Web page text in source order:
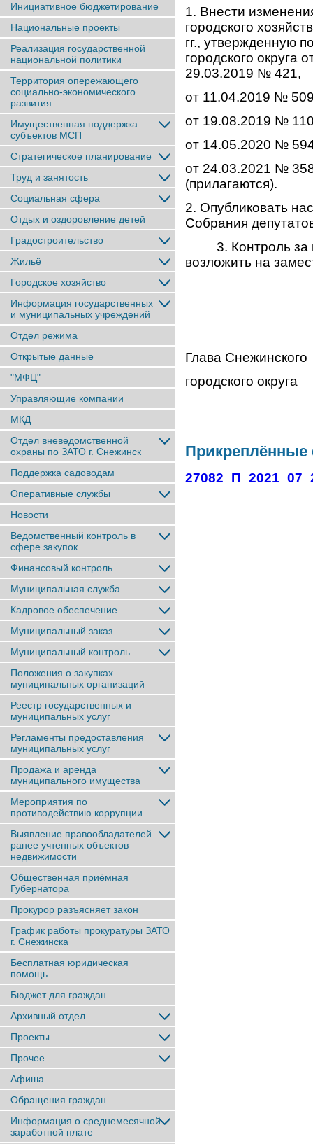
Инициативное бюджетирование
Национальные проекты
Реализация государственной
национальной политики
Территория опережающего
социально-экономического
развития
Имущественная поддержка
субъектов МСП
Стратегическое планирование
Труд и занятость
Социальная сфера
Отдых и оздоровление детей
Градостроительство
Жильё
Городское хозяйство
Информация государственных
и муниципальных учреждений
Отдел режима
Открытые данные
"МФЦ"
Управляющие компании
МКД
Отдел вневедомственной
охраны по ЗАТО г. Снежинск
Поддержка садоводам
Оперативные службы
Новости
Ведомственный контроль в
сфере закупок
Финансовый контроль
Муниципальная служба
Кадровое обеспечение
Муниципальный заказ
Муниципальный контроль
Положения о закупках
муниципальных организаций
Реестр государственных и
муниципальных услуг
Регламенты предоставления
муниципальных услуг
Продажа и аренда
муниципального имущества
Мероприятия по
противодействию коррупции
Выявление правообладателей
ранее учтенныx объектов
недвижимости
Общественная приёмная
Губернатора
Прокурор разъясняет закон
График работы прокуратуры ЗАТО
г. Снежинска
Бесплатная юридическая
помощь
Бюджет для граждан
Архивный отдел
Проекты
Прочее
Афиша
Обращения граждан
Информация о среднемесячной
заработной плате
1. Внести
городского
гг., утвержденную
городского
29.03.2019 № 421,
от 11.04.2019 №
от 19.08.2019 №
от 14.05.2020 №
от 24.03.2021 №
(прилагаются).
2. Опубликовать
Собрания
3. Контроль за
возложить на
Глава Снежинского